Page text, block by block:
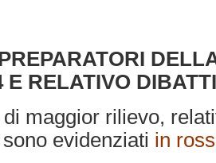
E RELATIVO
maggior rilievo,
evidenziati in